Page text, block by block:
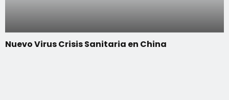
Nuevo Virus Crisis Sanitaria en China